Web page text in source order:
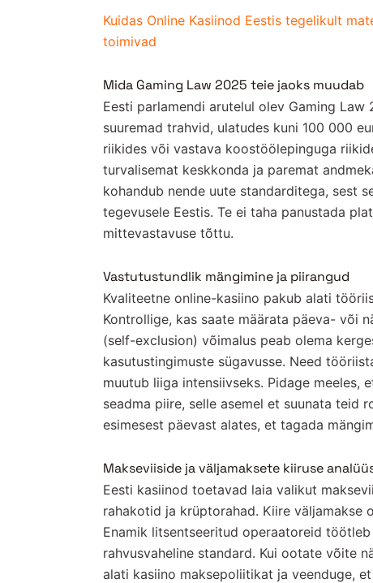
Kuidas Online Kasiinod Eestis tegelikult
toimivad
Mida Gaming Law 2025 teie jaoks muudab
Eesti parlamendi arutelul olev Gaming
suuremad trahvid, ulatudes kuni 100 000
riikides või vastava koostöölepinguga
turvalisemat keskkonda ja paremat
kohandub nende uute standarditega, sest
tegevusele Eestis. Te ei taha panustada
mittevastavuse tõttu.
Vastutustundlik mängimine ja piirangud
Kvaliteetne online-kasiino pakub alati
Kontrollige, kas saate määrata päeva- või
(self-exclusion) võimalus peab olema
kasutustingimuste sügavusse. Need
muutub liiga intensiivseks. Pidage
seadma piire, selle asemel et suunata teid
esimesest päevast alates, et tagada
Makseviiside ja väljamaksete kiiruse
Eesti kasiinod toetavad laia valikut
rahakotid ja krüptorahad. Kiire
Enamik litsentseeritud operaatoreid
rahvusvaheline standard. Kui ootate võite
alati kasiino maksepoliitikat ja veenduge,